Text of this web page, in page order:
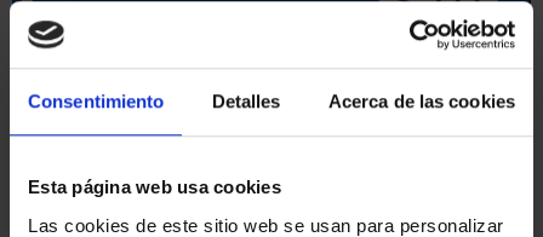
Consentimiento Detalles Acerca de las cookies
Esta página web usa cookies
Las cookies de este sitio web se usan para personalizar